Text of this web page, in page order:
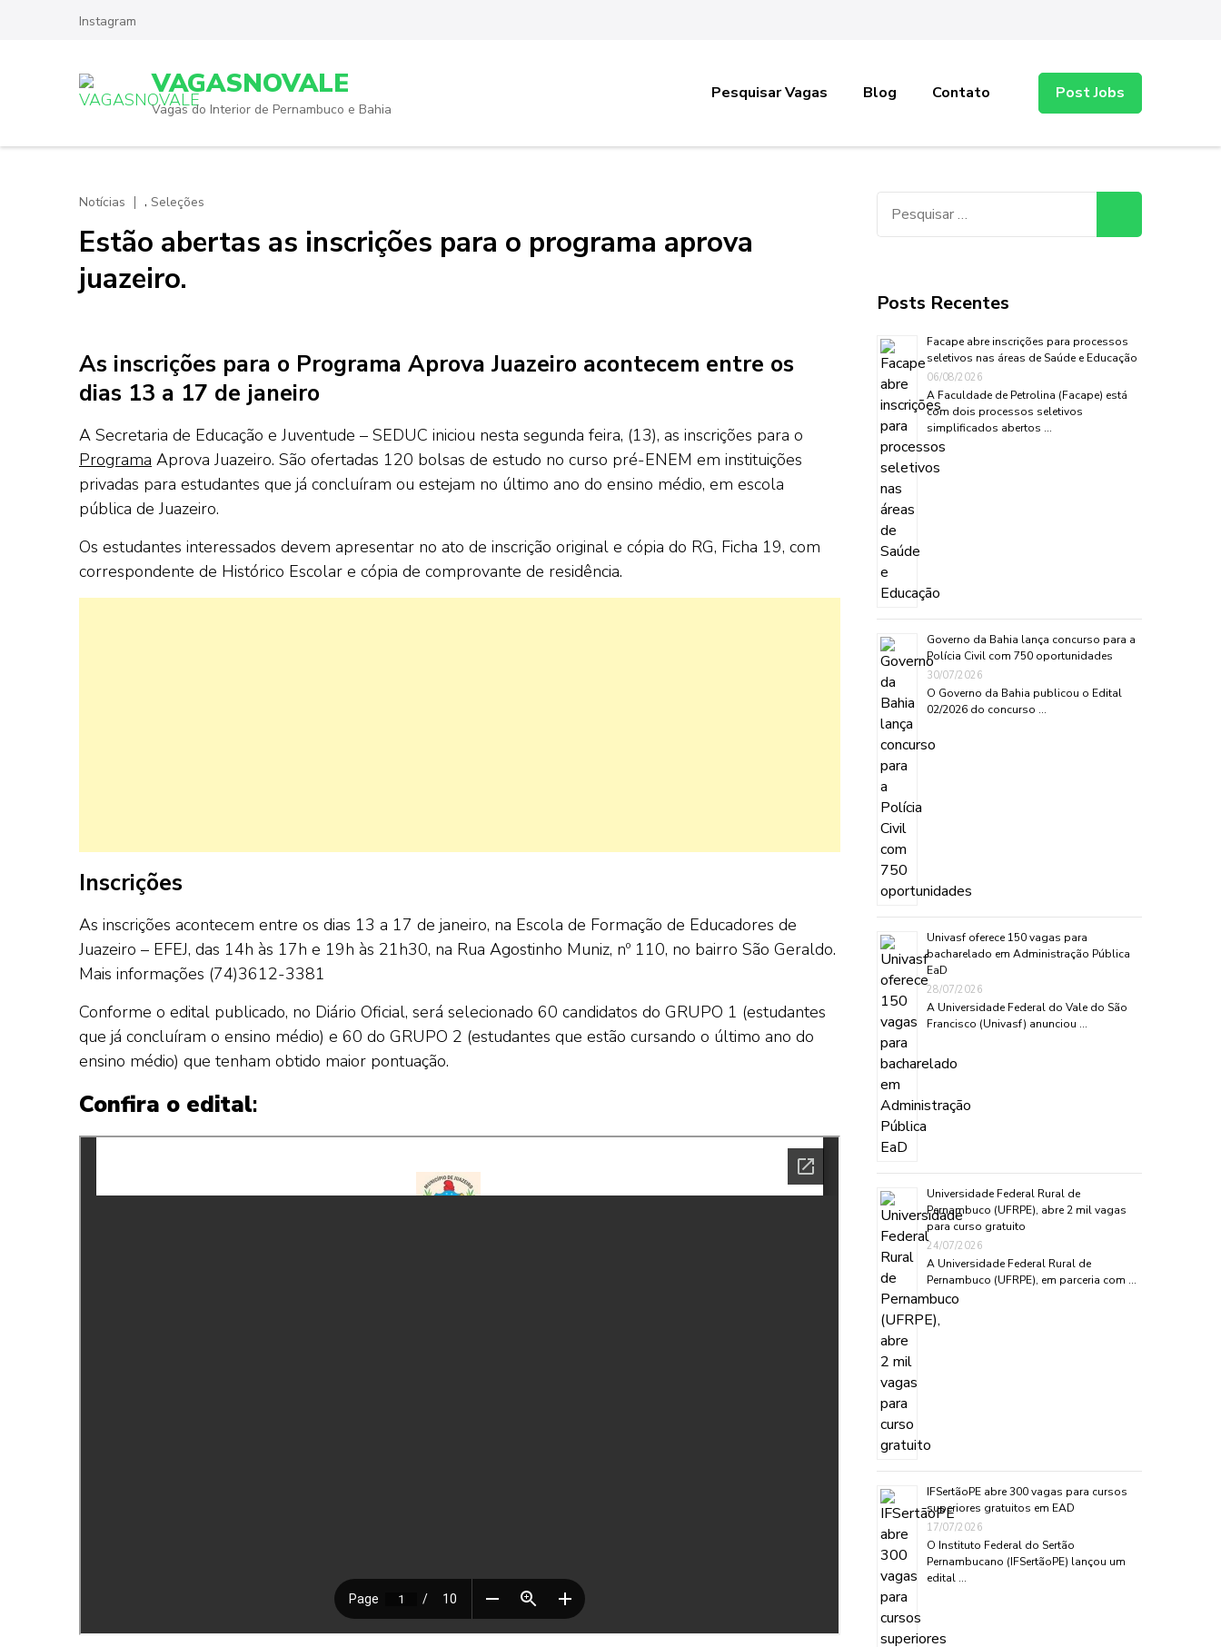
Instagram
VAGASNOVALE
Vagas do Interior de Pernambuco e Bahia
Pesquisar Vagas Blog Contato Post Jobs
Notícias , Seleções
Estão abertas as inscrições para o programa aprova
juazeiro.
As inscrições para o Programa Aprova Juazeiro acontecem entre os
dias 13 a 17 de janeiro
A Secretaria de Educação e Juventude – SEDUC iniciou nesta segunda feira, (13), as inscrições para o
Programa Aprova Juazeiro. São ofertadas 120 bolsas de estudo no curso pré-ENEM em instituições
privadas para estudantes que já concluíram ou estejam no último ano do ensino médio, em escola
pública de Juazeiro.
Os estudantes interessados devem apresentar no ato de inscrição original e cópia do RG, Ficha 19, com
correspondente de Histórico Escolar e cópia de comprovante de residência.
Inscrições
As inscrições acontecem entre os dias 13 a 17 de janeiro, na Escola de Formação de Educadores de
Juazeiro – EFEJ, das 14h às 17h e 19h às 21h30, na Rua Agostinho Muniz, nº 110, no bairro São Geraldo.
Mais informações (74)3612-3381
Conforme o edital publicado, no Diário Oficial, será selecionado 60 candidatos do GRUPO 1 (estudantes
que já concluíram o ensino médio) e 60 do GRUPO 2 (estudantes que estão cursando o último ano do
ensino médio) que tenham obtido maior pontuação.
Confira o edital:
Posts Recentes
Facape abre inscrições para processos
seletivos nas áreas de Saúde e Educação
06/08/2026
A Faculdade de Petrolina (Facape) está
com dois processos seletivos
simplificados abertos …
Governo da Bahia lança concurso para a
Polícia Civil com 750 oportunidades
30/07/2026
O Governo da Bahia publicou o Edital
02/2026 do concurso …
Univasf oferece 150 vagas para
bacharelado em Administração Pública
EaD
28/07/2026
A Universidade Federal do Vale do São
Francisco (Univasf) anunciou …
Universidade Federal Rural de
Pernambuco (UFRPE), abre 2 mil vagas
para curso gratuito
24/07/2026
A Universidade Federal Rural de
Pernambuco (UFRPE), em parceria com …
IFSertãoPE abre 300 vagas para cursos
superiores gratuitos em EAD
17/07/2026
O Instituto Federal do Sertão
Pernambucano (IFSertãoPE) lançou um
edital …